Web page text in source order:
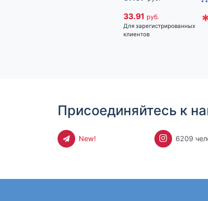
33.91 руб.
Для зарегистрированных
клиентов
Присоединяйтесь к
New! 6209